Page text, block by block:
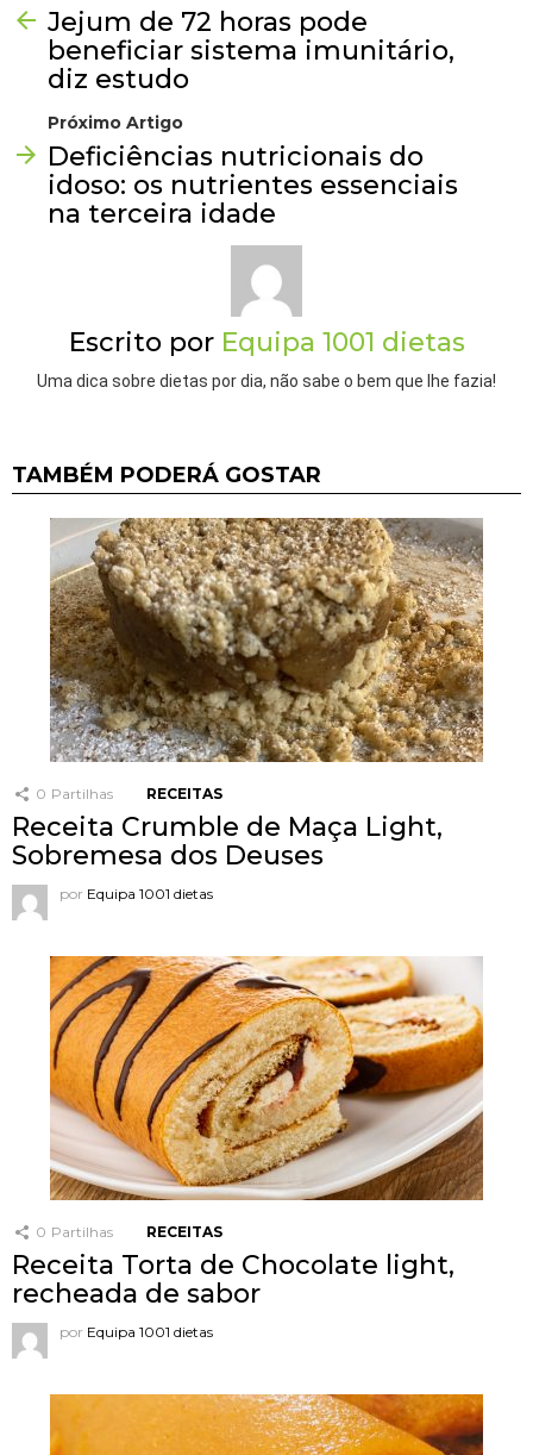
Jejum de 72 horas pode
beneficiar sistema imunitário,
diz estudo
Próximo Artigo
Deficiências nutricionais do
idoso: os nutrientes essenciais
na terceira idade
Escrito por Equipa 1001 dietas
Uma dica sobre dietas por dia, não sabe o bem que lhe fazia!
TAMBÉM PODERÁ GOSTAR
0 Partilhas RECEITAS
Receita Crumble de Maça Light,
Sobremesa dos Deuses
por Equipa 1001 dietas
0 Partilhas RECEITAS
Receita Torta de Chocolate light,
recheada de sabor
por Equipa 1001 dietas